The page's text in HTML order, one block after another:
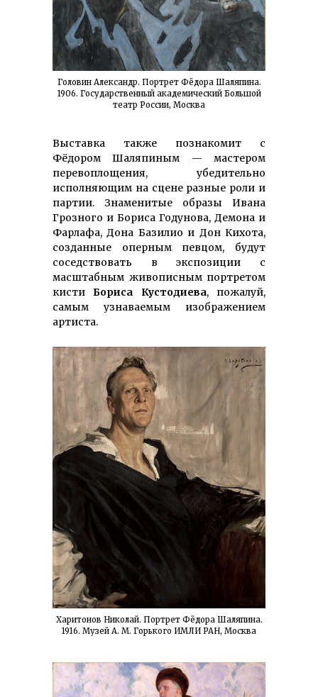
Головин Александр. Портрет Фёдора Шаляпина.
1906. Государственный академический Большой
театр России, Москва
Выставка также познакомит с
Фёдором Шаляпиным — мастером
перевоплощения, убедительно
исполняющим на сцене разные роли и
партии. Знаменитые образы Ивана
Грозного и Бориса Годунова, Демона и
Фарлафа, Дона Базилио и Дон Кихота,
созданные оперным певцом, будут
соседствовать в экспозиции с
масштабным живописным портретом
кистиБориса Кустодиева, пожалуй,
самым узнаваемым изображением
артиста.
Харитонов Николай. Портрет Фёдора Шаляпина.
1916. Музей А. М. Горького ИМЛИ РАН, Москва